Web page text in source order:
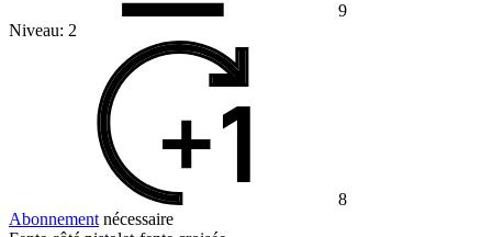
9
Niveau: 2
8
Abonnement nécessaire